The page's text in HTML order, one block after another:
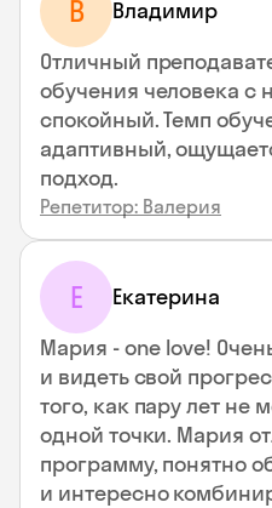
В Владимир
Отличный
обучения человека с
спокойный. Темп
адаптивный,
подход.
Репетитор: Валерия
Е Екатерина
Мария - one love!
и видеть свой
того, как пару лет не
одной точки. Мария
программу, понятно
и интересно